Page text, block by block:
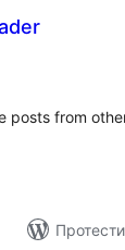
posts from